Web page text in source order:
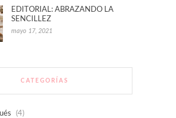
EDITORIAL: ABRAZANDO LA
SENCILLEZ
mayo 17, 2021
CATEGORÍAS
(4)